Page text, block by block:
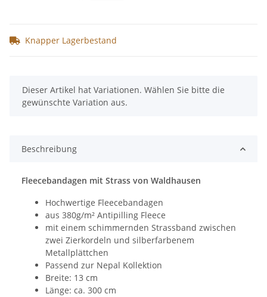
Knapper Lagerbestand
x
Dieser Artikel hat Variationen. Wählen Sie bitte die
gewünschte Variation aus.
Beschreibung
Fleecebandagen mit Strass von Waldhausen
Hochwertige Fleecebandagen
aus 380g/m² Antipilling Fleece
mit einem schimmernden Strassband zwischen
zwei Zierkordeln und silberfarbenem
Metallplättchen
Passend zur Nepal Kollektion
Breite: 13 cm
Länge: ca. 300 cm